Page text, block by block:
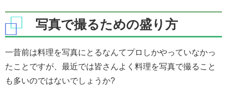
写真で撮るための盛り方
一昔前は料理を写真にとるなんてプロしかやっていなかっ
たことですが、最近では皆さんよく料理を写真で撮ること
も多いのではないでしょうか?